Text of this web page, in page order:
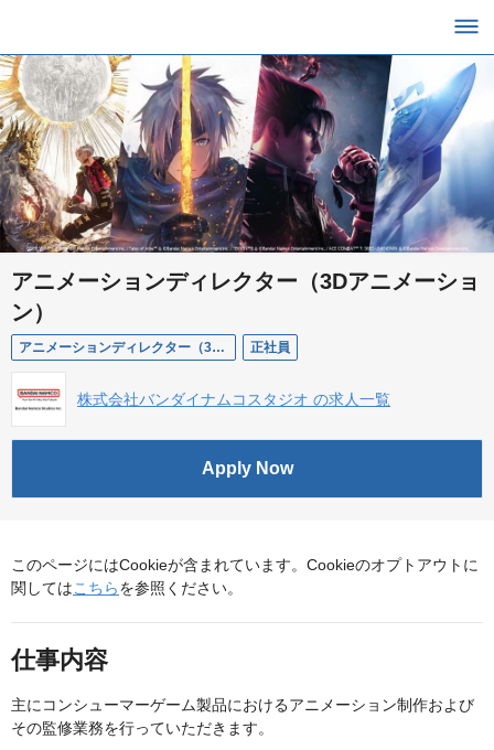
アニメーションディレクター（3Dアニメーショ
ン）
アニメーションディレクター（3Dアニメーション） 正社員
株式会社バンダイナムコスタジオ の求人一覧
Apply Now
このページにはCookieが含まれています。Cookieのオプトアウトに
関してはこちらを参照ください。
仕事内容
主にコンシューマーゲーム製品におけるアニメーション制作および
その監修業務を行っていただきます。